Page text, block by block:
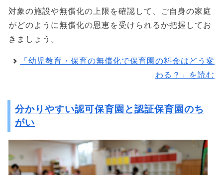
対象の施設や無償化の上限を確認して、ご自身の家庭
がどのように無償化の恩恵を受けられるか把握してお
きましょう。
「幼児教育・保育の無償化で保育園の料金はどう変
わる？」を読む
分かりやすい認可保育園と認証保育園のち
がい